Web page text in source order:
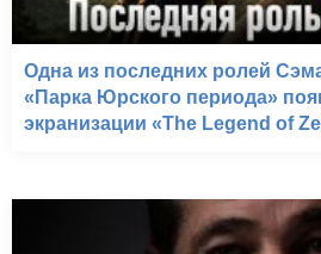
Одна из последних ролей
«Парка Юрского периода»
экранизации «The Legend of